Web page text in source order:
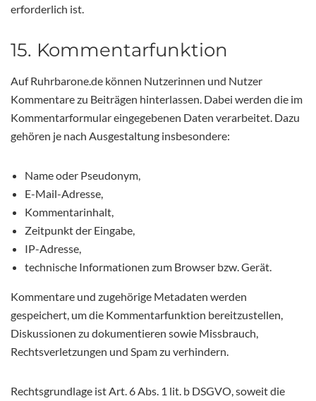
erforderlich ist.
15. Kommentarfunktion
Auf Ruhrbarone.de können Nutzerinnen und Nutzer
Kommentare zu Beiträgen hinterlassen. Dabei werden die im
Kommentarformular eingegebenen Daten verarbeitet. Dazu
gehören je nach Ausgestaltung insbesondere:
Name oder Pseudonym,
E-Mail-Adresse,
Kommentarinhalt,
Zeitpunkt der Eingabe,
IP-Adresse,
technische Informationen zum Browser bzw. Gerät.
Kommentare und zugehörige Metadaten werden
gespeichert, um die Kommentarfunktion bereitzustellen,
Diskussionen zu dokumentieren sowie Missbrauch,
Rechtsverletzungen und Spam zu verhindern.
Rechtsgrundlage ist Art. 6 Abs. 1 lit. b DSGVO, soweit die